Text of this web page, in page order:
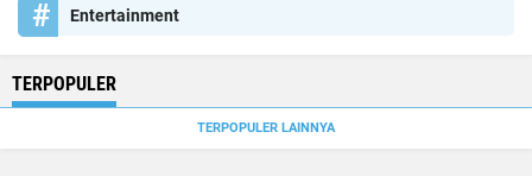
Entertainment
TERPOPULER
TERPOPULER LAINNYA